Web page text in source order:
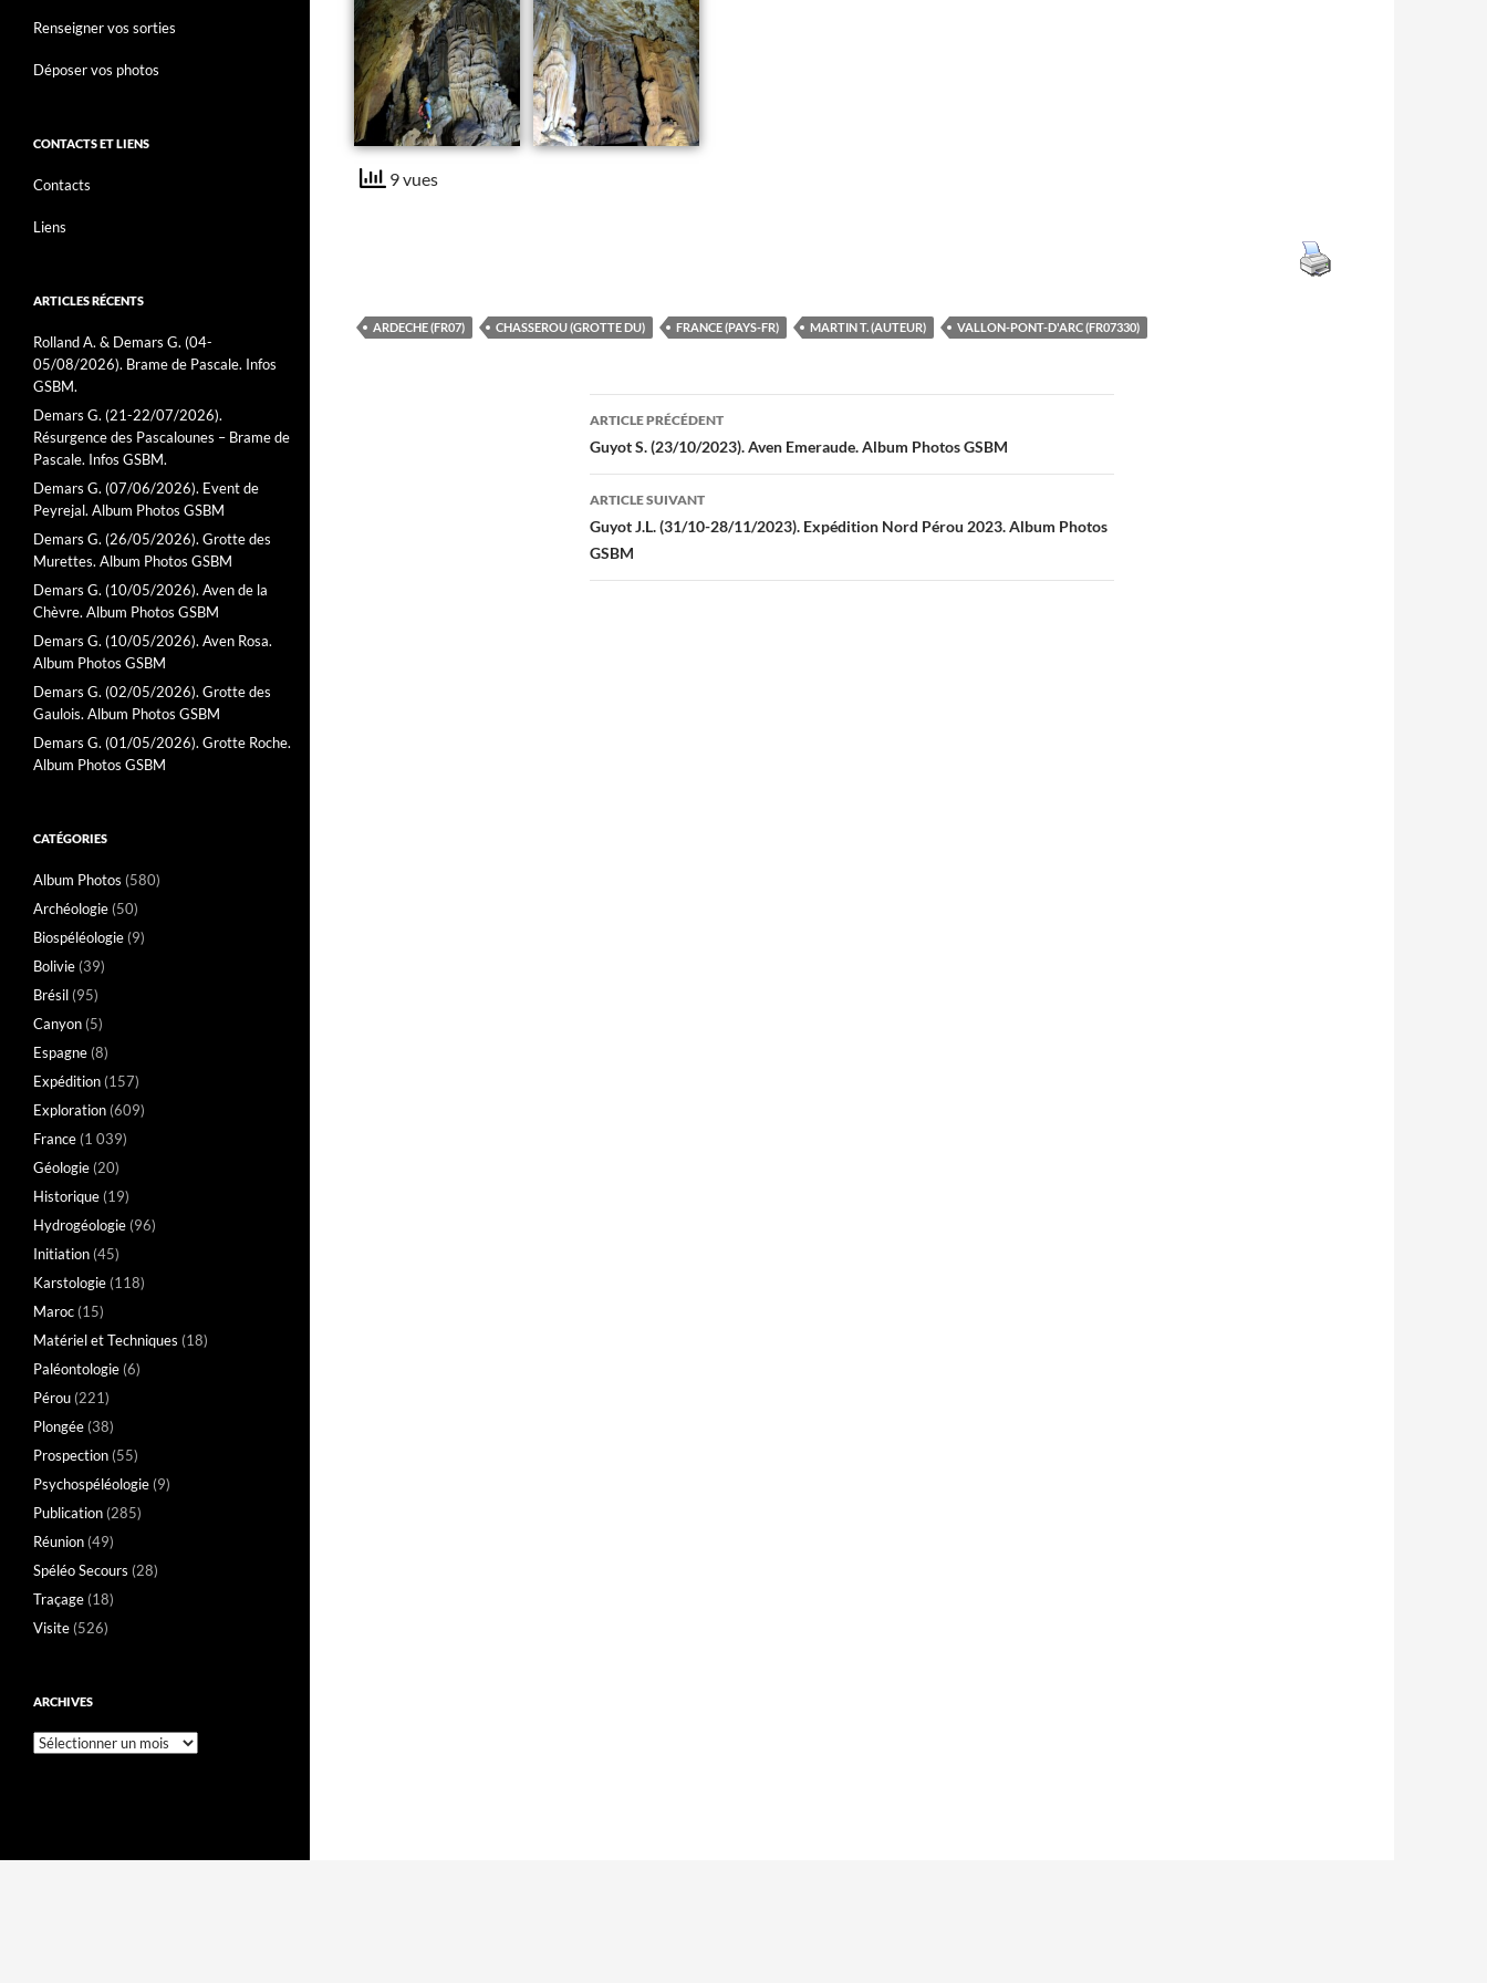
9 vues
ARDECHE (FR07) CHASSEROU (GROTTE DU) FRANCE (PAYS-FR) MARTIN T. (AUTEUR) VALLON-PONT-D'ARC (FR07330)
Navigation
des
articles
ARTICLE PRÉCÉDENT
Guyot S. (23/10/2023). Aven Emeraude. Album Photos GSBM
ARTICLE SUIVANT
Guyot J.L. (31/10-28/11/2023). Expédition Nord Pérou 2023. Album Photos
GSBM
Renseigner vos sorties
Déposer vos photos
CONTACTS ET LIENS
Contacts
Liens
ARTICLES RÉCENTS
Rolland A. & Demars G. (04-
05/08/2026). Brame de Pascale. Infos
GSBM.
Demars G. (21-22/07/2026).
Résurgence des Pascalounes – Brame de
Pascale. Infos GSBM.
Demars G. (07/06/2026). Event de
Peyrejal. Album Photos GSBM
Demars G. (26/05/2026). Grotte des
Murettes. Album Photos GSBM
Demars G. (10/05/2026). Aven de la
Chèvre. Album Photos GSBM
Demars G. (10/05/2026). Aven Rosa.
Album Photos GSBM
Demars G. (02/05/2026). Grotte des
Gaulois. Album Photos GSBM
Demars G. (01/05/2026). Grotte Roche.
Album Photos GSBM
CATÉGORIES
Album Photos (580)
Archéologie (50)
Biospéléologie (9)
Bolivie (39)
Brésil (95)
Canyon (5)
Espagne (8)
Expédition (157)
Exploration (609)
France (1 039)
Géologie (20)
Historique (19)
Hydrogéologie (96)
Initiation (45)
Karstologie (118)
Maroc (15)
Matériel et Techniques (18)
Paléontologie (6)
Pérou (221)
Plongée (38)
Prospection (55)
Psychospéléologie (9)
Publication (285)
Réunion (49)
Spéléo Secours (28)
Traçage (18)
Visite (526)
ARCHIVES
Archives